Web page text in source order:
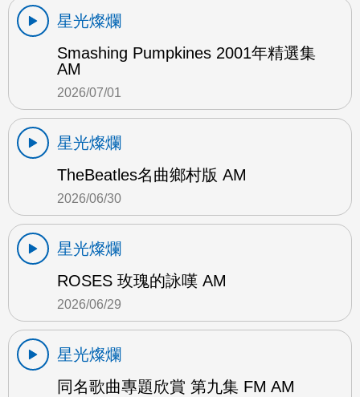
星光燦爛
Smashing Pumpkines 2001年精選集
AM
2026/07/01
星光燦爛
TheBeatles名曲鄉村版 AM
2026/06/30
星光燦爛
ROSES 玫瑰的詠嘆 AM
2026/06/29
星光燦爛
同名歌曲專題欣賞 第九集 FM AM